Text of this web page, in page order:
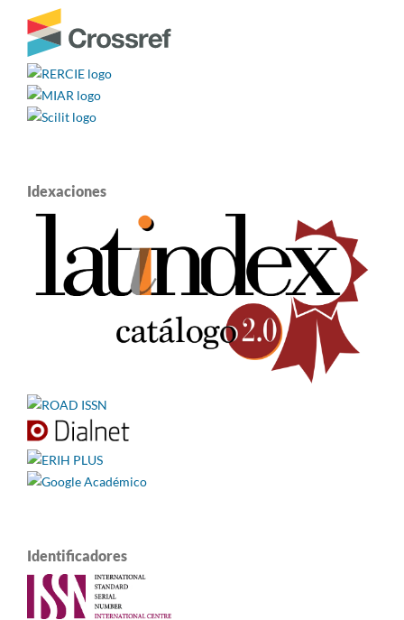
Idexaciones
Identificadores